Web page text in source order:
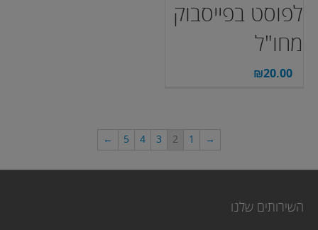
לפוסט בפייסבוק
מחו"ל
₪20.00
→
1
2
3
4
5
←
השירותים שלנו